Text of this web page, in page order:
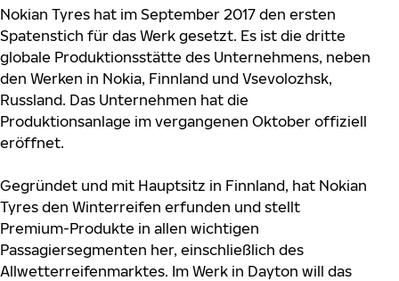
Nokian Tyres hat im September 2017 den ersten
Spatenstich für das Werk gesetzt. Es ist die dritte
globale Produktionsstätte des Unternehmens, neben
den Werken in Nokia, Finnland und Vsevolozhsk,
Russland. Das Unternehmen hat die
Produktionsanlage im vergangenen Oktober offiziell
eröffnet.
Gegründet und mit Hauptsitz in Finnland, hat Nokian
Tyres den Winterreifen erfunden und stellt
Premium-Produkte in allen wichtigen
Passagiersegmenten her, einschließlich des
Allwetterreifenmarktes. Im Werk in Dayton will das